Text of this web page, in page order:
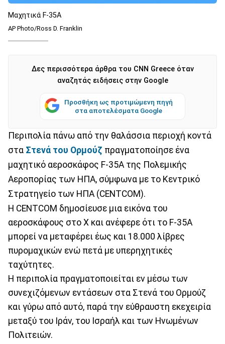
Μαχητικά F-35A
AP Photo/Ross D. Franklin
Δες περισσότερα άρθρα του CNN Greece όταν
αναζητάς ειδήσεις στην Google
Προσθήκη ως προτιμώμενη πηγή
στα αποτελέσματα Google
Περιπολία πάνω από την θαλάσσια περιοχή κοντά
στα Στενά του Ορμούζ πραγματοποίησε ένα
μαχητικό αεροσκάφος F-35A της Πολεμικής
Αεροπορίας των ΗΠΑ, σύμφωνα με το Κεντρικό
Στρατηγείο των ΗΠΑ (CENTCOM).
Η CENTCOM δημοσίευσε μια εικόνα του
αεροσκάφους στο X και ανέφερε ότι το F-35A
μπορεί να μεταφέρει έως και 18.000 λίβρες
πυρομαχικών ενώ πετά με υπερηχητικές
ταχύτητες.
Η περιπολία πραγματοποιείται εν μέσω των
συνεχιζόμενων εντάσεων στα Στενά του Ορμούζ
και γύρω από αυτό, παρά την εύθραυστη εκεχειρία
μεταξύ του Ιράν, του Ισραήλ και των Ηνωμένων
Πολιτειών.